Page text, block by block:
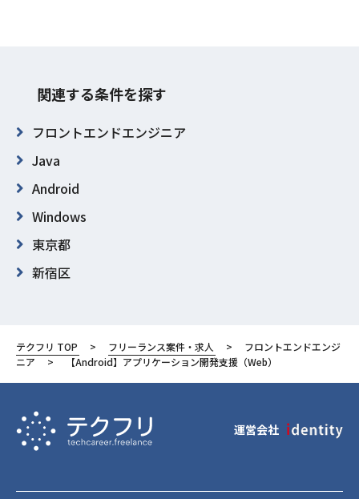
関連する条件を探す
フロントエンドエンジニア
Java
Android
Windows
東京都
新宿区
テクフリ TOP フリーランス案件・求人
フロントエンドエンジ
ニア
【Android】アプリケーション開発支援（Web）
運営会社